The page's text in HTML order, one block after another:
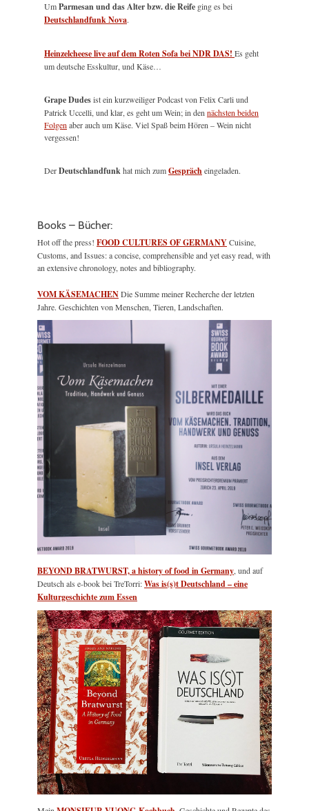
UmParmesan und das Alter bzw. die Reife ging es bei
Deutschlandfunk Nova.
Heinzelcheese live auf dem Roten Sofa bei NDR DAS! Es geht
um deutsche Esskultur, und Käse…
Grape Dudesist ein kurzweiliger Podcast von Felix Carli und
Patrick Uccelli, und klar, es geht um Wein; in dennächsten beiden
Folgenaber auch um Käse. Viel Spaß beim Hören – Wein nicht
vergessen!
DerDeutschlandfunkhat mich zumGesprächeingeladen.
Books – Bücher:
Hot off the press! FOOD CULTURES OF GERMANYCuisine,
Customs, and Issues: a concise, comprehensible and yet easy read, with
an extensive chronology, notes and bibliography.
VOM KÄSEMACHENDie Summe meiner Recherche der letzten
Jahre. Geschichten von Menschen, Tieren, Landschaften.
BEYOND BRATWURST, a history of food in Germany, und auf
Deutsch als e-book bei TreTorri:Was is(s)t Deutschland – eine
Kulturgeschichte zum Essen